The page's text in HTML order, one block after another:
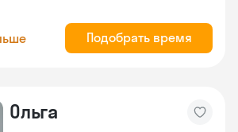
Подобрать время
Ольга